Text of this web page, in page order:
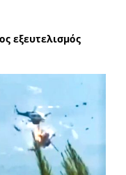
εξευτελισμός